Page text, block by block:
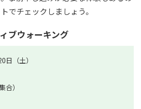
でチェックしましょう。
ブウォーキング
日（土）
合）